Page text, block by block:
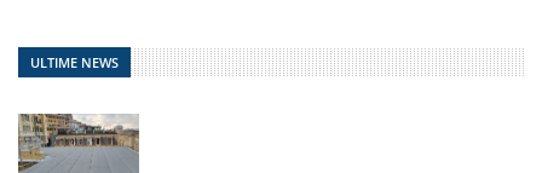
ULTIME NEWS